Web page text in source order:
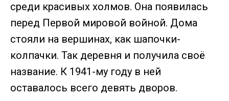
среди красивых холмов. Она появилась
перед Первой мировой войной. Дома
стояли на вершинах, как шапочки-
колпачки. Так деревня и получила своё
название. К 1941-му году в ней
оставалось всего девять дворов.